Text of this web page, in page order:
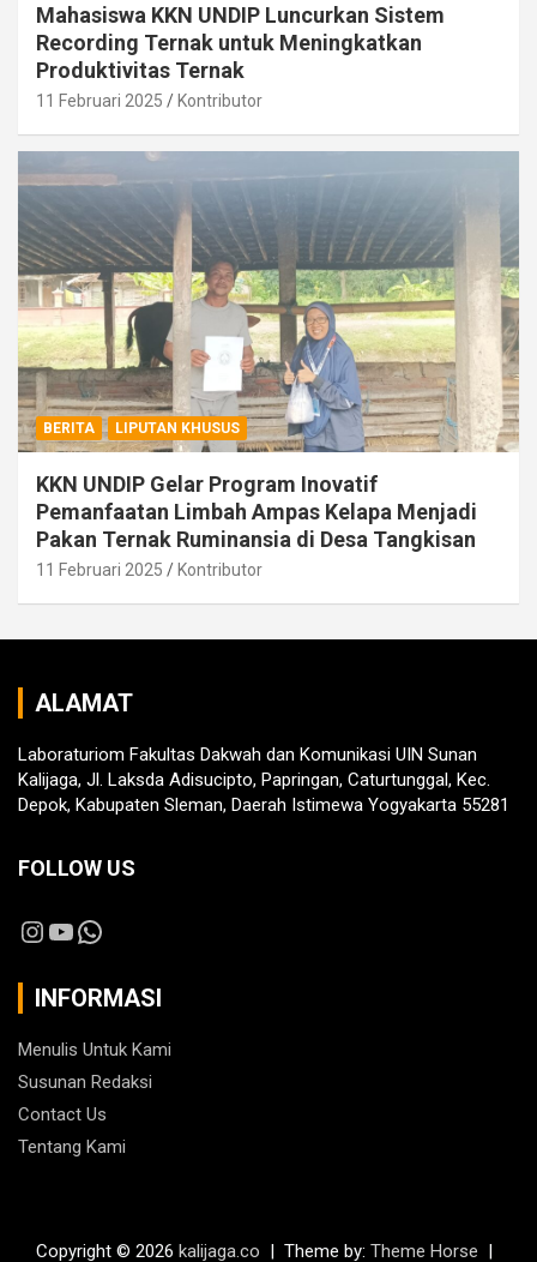
Mahasiswa KKN UNDIP Luncurkan Sistem
Recording Ternak untuk Meningkatkan
Produktivitas Ternak
11 Februari 2025 Kontributor
BERITA LIPUTAN KHUSUS
KKN UNDIP Gelar Program Inovatif
Pemanfaatan Limbah Ampas Kelapa Menjadi
Pakan Ternak Ruminansia di Desa Tangkisan
11 Februari 2025 Kontributor
ALAMAT
Laboraturiom Fakultas Dakwah dan Komunikasi UIN Sunan
Kalijaga, Jl. Laksda Adisucipto, Papringan, Caturtunggal, Kec.
Depok, Kabupaten Sleman, Daerah Istimewa Yogyakarta 55281
FOLLOW US
Instagram
YouTube
WhatsApp
INFORMASI
Menulis Untuk Kami
Susunan Redaksi
Contact Us
Tentang Kami
Copyright © 2026 kalijaga.co Theme by: Theme Horse